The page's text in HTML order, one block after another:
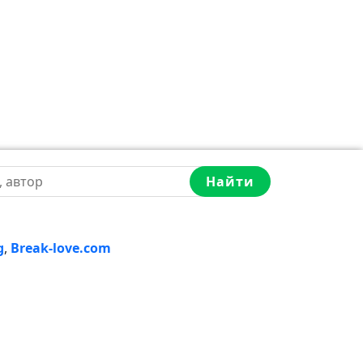
Найти
, Break-love.com